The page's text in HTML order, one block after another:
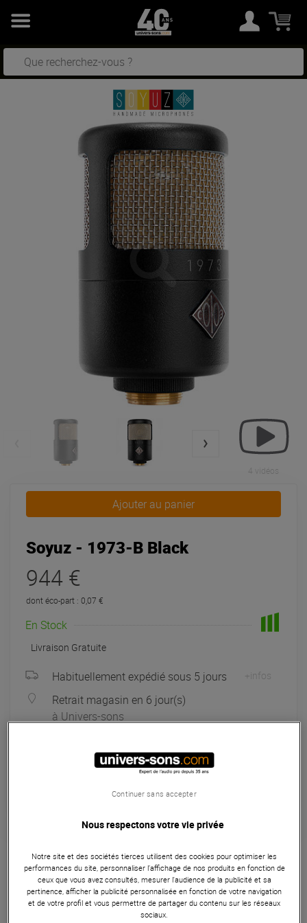
4 vidéos
Ajouter au panier
Soyuz - 1973-B Black
944 €
dont éco-part : 0,07 €
En Stock
Livraison Gratuite
Habituellement expédié sous 5 jours +infos
Retrait magasin en 6 jour(s)
à Univers-sons
4x 10x 12x
/ mois
Apport initial :
Coût de financement :
Eligible à la Garantie Sérénité
Microphones
Le Soyuz Microphones 1973-B Black est un micro de studio
Nous respectons votre vie privée
Notre site et des sociétés tierces utilisent des cookies pour optimiser les
performances du site, personnaliser l’affichage de nos produits en fonction de
ceux que vous avez consultés, mesurer l'audience de la publicité et sa
pertinence, afficher la publicité personnalisée en fonction de votre navigation
et de votre profil et vous permettre de partager du contenu sur les réseaux
sociaux.
Continuer sans accepter